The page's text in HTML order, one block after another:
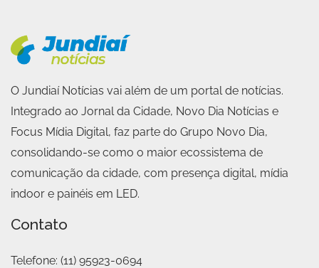
O Jundiaí Notícias vai além de um portal de notícias.
Integrado ao Jornal da Cidade, Novo Dia Notícias e
Focus Mídia Digital, faz parte do Grupo Novo Dia,
consolidando-se como o maior ecossistema de
comunicação da cidade, com presença digital, mídia
indoor e painéis em LED.
Contato
Telefone: (11) 95923-0694